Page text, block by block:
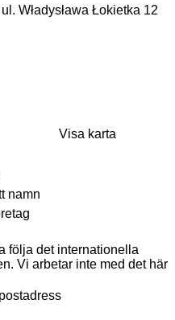
Władysława Łokietka 12
Visa karta
namn
följa det internationella
Vi arbetar inte med det här